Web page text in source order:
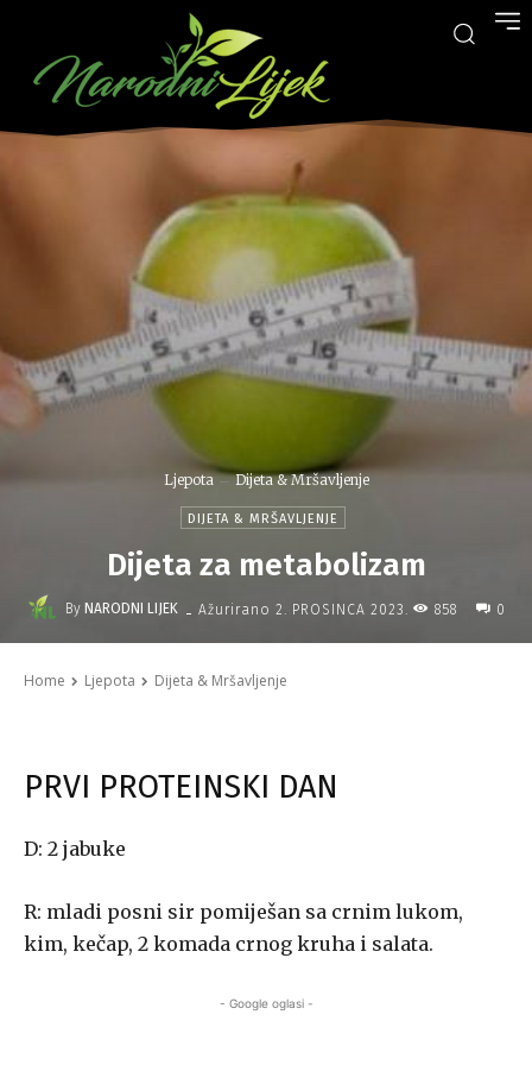
Ljepota Dijeta & Mršavljenje
DIJETA & MRŠAVLJENJE
Dijeta za metabolizam
By NARODNI LIJEK - Ažurirano 2. PROSINCA 2023. 858 0
Home Ljepota Dijeta & Mršavljenje
PRVI PROTEINSKI DAN
D: 2 jabuke
R: mladi posni sir pomiješan sa crnim lukom,
kim, kečap, 2 komada crnog kruha i salata.
- Google oglasi -